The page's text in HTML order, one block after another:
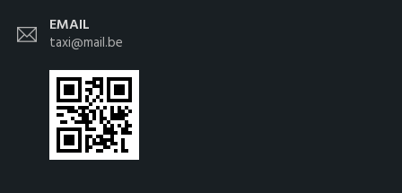
EMAIL
taxi@mail.be